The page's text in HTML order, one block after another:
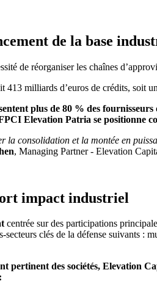
de la base
de réorganiser les chaînes
milliards d’euros de crédits, soit
plus de 80 % des fournisseurs
Elevation Patria se positionne
consolidation et la montée en
, Managing Partner - Elevation
impact industriel
centrée sur des participations
clés de la défense suivants :
pertinent des sociétés, Elevation